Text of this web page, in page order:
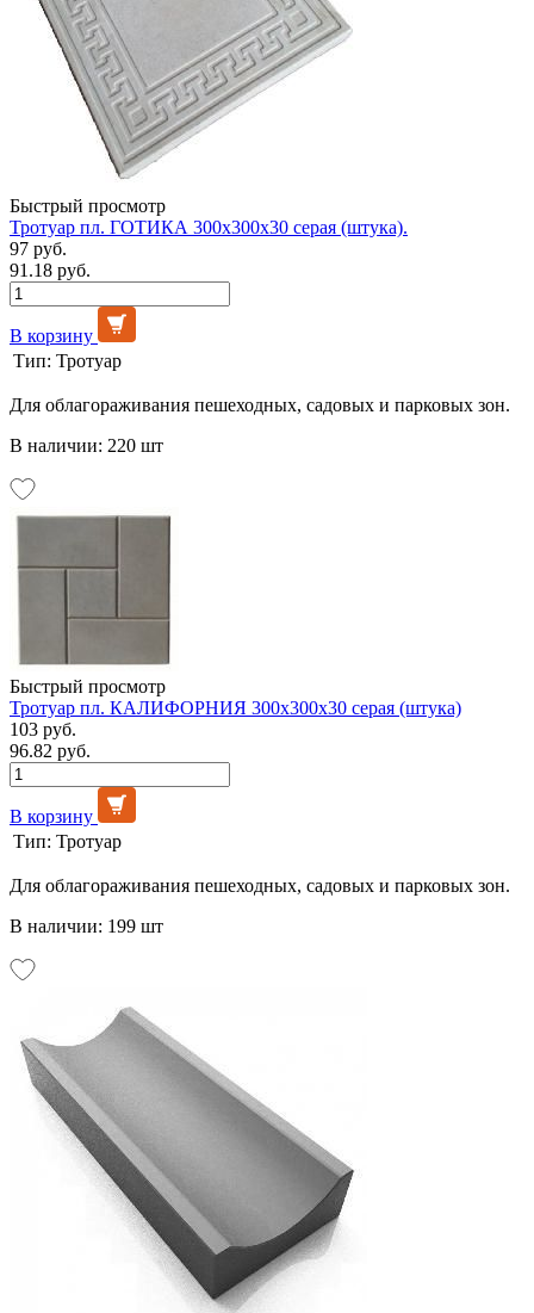
Быстрый просмотр
Тротуар пл. ГОТИКА 300х300х30 серая (штука).
97 руб.
91.18 руб.
В корзину
Тип: Тротуар
Для облагораживания пешеходных, садовых и парковых зон.
В наличии: 220 шт
Быстрый просмотр
Тротуар пл. КАЛИФОРНИЯ 300х300х30 серая (штука)
103 руб.
96.82 руб.
В корзину
Тип: Тротуар
Для облагораживания пешеходных, садовых и парковых зон.
В наличии: 199 шт